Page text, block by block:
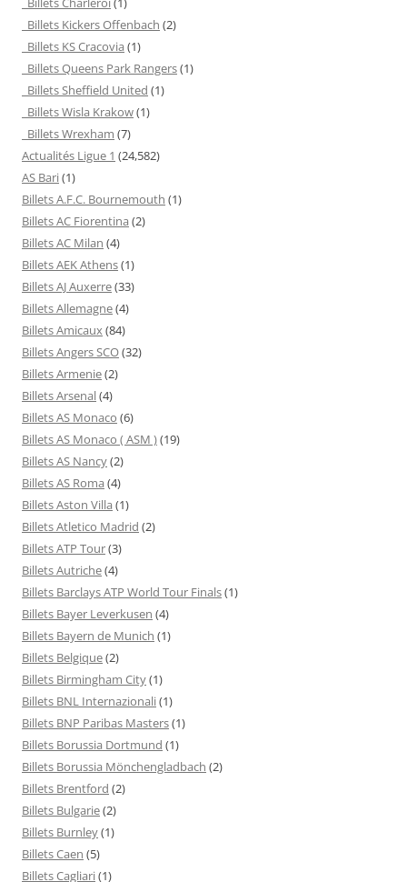
Billets Kickers Offenbach (2)
Billets KS Cracovia (1)
Billets Queens Park Rangers(1)
Billets Sheffield United (1)
Billets Wisla Krakow(1)
Billets Wrexham (7)
Actualités Ligue 1 (24,582)
AS Bari(1)
Billets A.F.C. Bournemouth (1)
Billets AC Fiorentina (2)
Billets AC Milan (4)
Billets AEK Athens(1)
Billets AJ Auxerre(33)
Billets Allemagne(4)
Billets Amicaux(84)
Billets Angers SCO(32)
Billets Armenie(2)
Billets Arsenal(4)
Billets AS Monaco (6)
Billets AS Monaco ( ASM )(19)
Billets AS Nancy(2)
Billets AS Roma (4)
Billets Aston Villa (1)
Billets Atletico Madrid (2)
Billets ATP Tour(3)
Billets Autriche(4)
Billets Barclays ATP World Tour Finals(1)
Billets Bayer Leverkusen (4)
Billets Bayern de Munich (1)
Billets Belgique(2)
Billets Birmingham City(1)
Billets BNL Internazionali(1)
Billets BNP Paribas Masters(1)
Billets Borussia Dortmund (1)
Billets Borussia Mönchengladbach (2)
Billets Brentford (2)
Billets Bulgarie(2)
Billets Burnley(1)
Billets Caen (5)
Billets Cagliari(1)